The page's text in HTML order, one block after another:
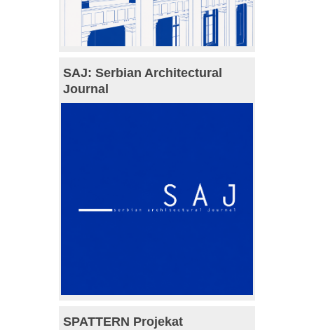
SAJ: Serbian Architectural
Journal
SPATTERN Projekat